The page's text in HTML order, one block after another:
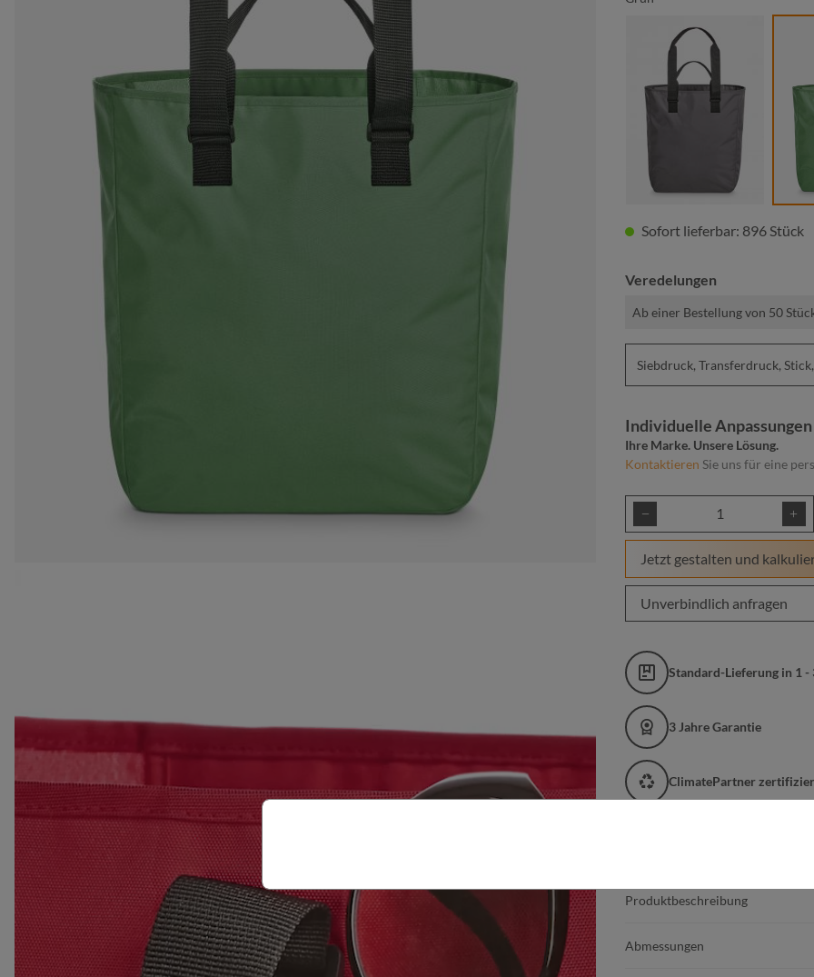
anthrazit
Sofort lieferbar: 896 Stück
Veredelungen
Ab einer Bestellung von 50
Siebdruck, Transferdruck,
Individuelle Anpassungen
Ihre Marke. Unsere Lösung.
Kontaktieren Sie uns für eine
Produkt Anzahl:
Jetzt gestalten und
Unverbindlich anfragen
Standard-Lieferung in 1 -
3 Jahre Garantie
ClimatePartner
Produktbeschreibung
Abmessungen